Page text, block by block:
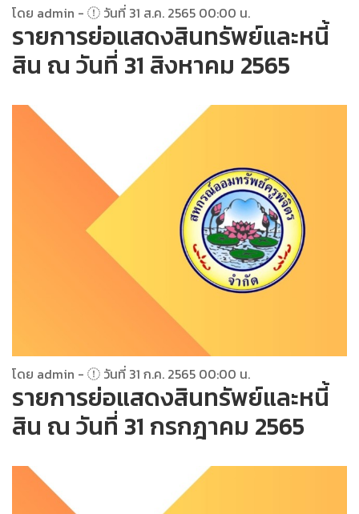
โดย admin - วันที่ 31 ส.ค. 2565 00:00 น.
รายการย่อแสดงสินทรัพย์และหนี้
สิน ณ วันที่ 31 สิงหาคม 2565
โดย admin - วันที่ 31 ก.ค. 2565 00:00 น.
รายการย่อแสดงสินทรัพย์และหนี้
สิน ณ วันที่ 31 กรกฎาคม 2565